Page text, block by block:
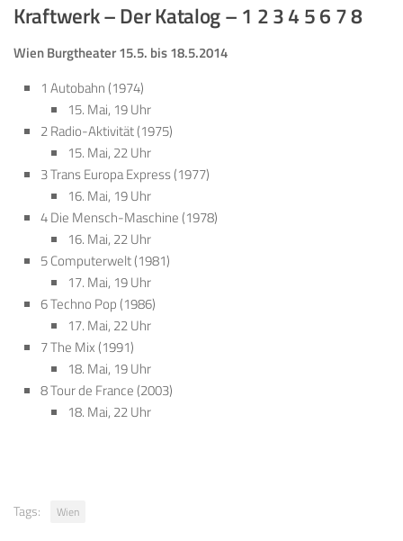
Kraftwerk – Der Katalog – 1 2 3 4 5 6 7 8
Wien Burgtheater15.5. bis 18.5.2014
1 Autobahn (1974)
15. Mai, 19 Uhr
2 Radio-Aktivität (1975)
15. Mai, 22 Uhr
3 Trans Europa Express (1977)
16. Mai, 19 Uhr
4 Die Mensch-Maschine (1978)
16. Mai, 22 Uhr
5 Computerwelt (1981)
17. Mai, 19 Uhr
6 Techno Pop (1986)
17. Mai, 22 Uhr
7 The Mix (1991)
18. Mai, 19 Uhr
8 Tour de France (2003)
18. Mai, 22 Uhr
Tags: Wien